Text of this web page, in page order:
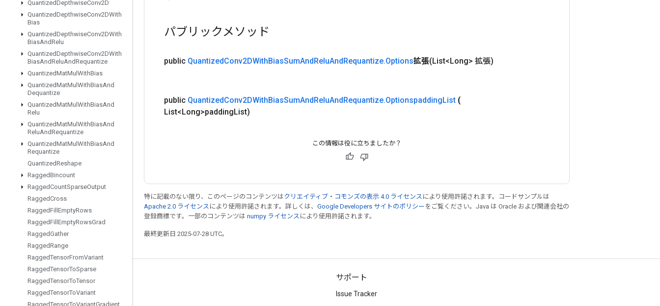
QuantizedDepthwiseConv2D
QuantizedDepthwiseConv2DWith
Bias
QuantizedDepthwiseConv2DWith
BiasAndRelu
QuantizedDepthwiseConv2DWith
BiasAndReluAndRequantize
QuantizedMatMul WithBias
QuantizedMatMul WithBiasAnd
Dequantize
QuantizedMatMul WithBiasAnd
Relu
QuantizedMatMul WithBiasAnd
ReluAndRequantize
QuantizedMatMul WithBiasAnd
Requantize
QuantizedReshape
RaggedBincount
RaggedCountSparseOutput
RaggedCross
RaggedFill EmptyRows
RaggedFill EmptyRowsGrad
RaggedGather
RaggedRange
RaggedTensorFromVariant
RaggedTensorToSparse
RaggedTensorToTensor
RaggedTensorToVariant
RaggedTensorToVariantGradient
パブリックメソッド
public QuantizedConv2DWithBiasSumAndReluAndRequantize.Options拡張(List<Long> 拡張)
public QuantizedConv2DWithBiasSumAndReluAndRequantize.OptionspaddingList (
List<Long>paddingList)
この情報は役に立ちましたか？
特に記載のない限り、このページのコンテンツはクリエイティブ・コモンズの表示 4.0 ライセンス により使用許諾されます。コードサンプルは
Apache 2.0 ライセンス により使用許諾されます。詳しくは、 Google Developers サイトのポリシー をご覧ください。Java は Oracle および関連会社の
登録商標です。一部のコンテンツは numpy ライセンス により使用許諾されます。
最終更新日 2025-07-28 UTC。
つながる
ブログ
サポート
Issue Tracker